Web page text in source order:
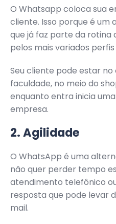
O Whatsapp coloca sua
cliente. Isso porque é um
que já faz parte da rotina
pelos mais variados
Seu cliente pode estar no
faculdade, no meio do
enquanto entra inicia
empresa.
2. Agilidade
O WhatsApp é uma
não quer perder tempo
atendimento telefônico
resposta que pode levar
mail.